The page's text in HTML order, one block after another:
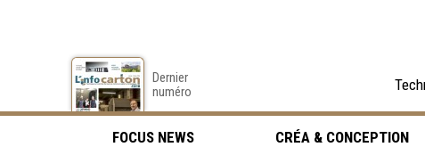
Dernier
numéro
FOCUS NEWS CRÉA & CONCEPTION